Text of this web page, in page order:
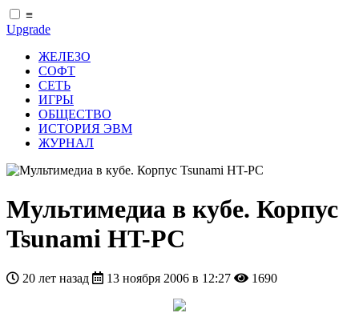
≡
Upgrade
ЖЕЛЕЗО
СОФТ
СЕТЬ
ИГРЫ
ОБЩЕСТВО
ИСТОРИЯ ЭВМ
ЖУРНАЛ
Мультимедиа в кубе. Корпус
Tsunami HT-PC
20 лет назад 13 ноября 2006 в 12:27 1690